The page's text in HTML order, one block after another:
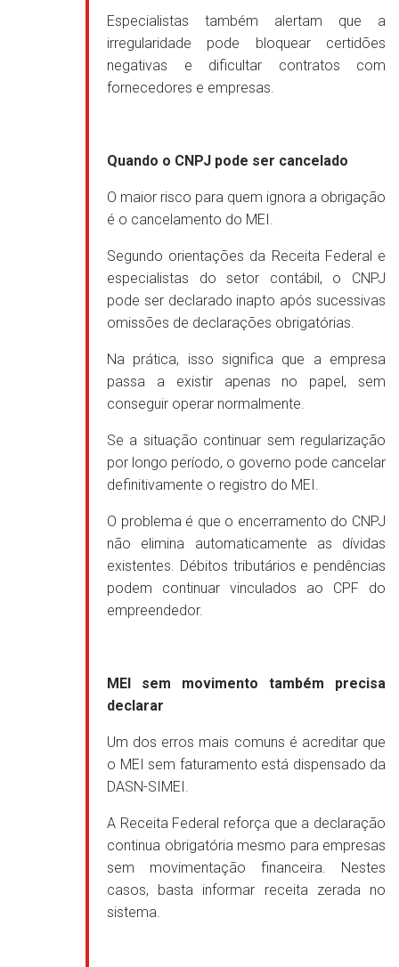
Especialistas também alertam que a
irregularidade pode bloquear certidões
negativas e dificultar contratos com
fornecedores e empresas.
Quando o CNPJ pode ser cancelado
O maior risco para quem ignora a obrigação
é o cancelamento do MEI.
Segundo orientações da Receita Federal e
especialistas do setor contábil, o CNPJ
pode ser declarado inapto após sucessivas
omissões de declarações obrigatórias.
Na prática, isso significa que a empresa
passa a existir apenas no papel, sem
conseguir operar normalmente.
Se a situação continuar sem regularização
por longo período, o governo pode cancelar
definitivamente o registro do MEI.
O problema é que o encerramento do CNPJ
não elimina automaticamente as dívidas
existentes. Débitos tributários e pendências
podem continuar vinculados ao CPF do
empreendedor.
MEI sem movimento também precisa
declarar
Um dos erros mais comuns é acreditar que
o MEI sem faturamento está dispensado da
DASN-SIMEI.
A Receita Federal reforça que a declaração
continua obrigatória mesmo para empresas
sem movimentação financeira. Nestes
casos, basta informar receita zerada no
sistema.